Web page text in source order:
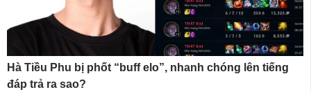
Hà Tiều Phu bị phốt “buff elo”, nhanh chóng lên tiếng
đáp trả ra sao?